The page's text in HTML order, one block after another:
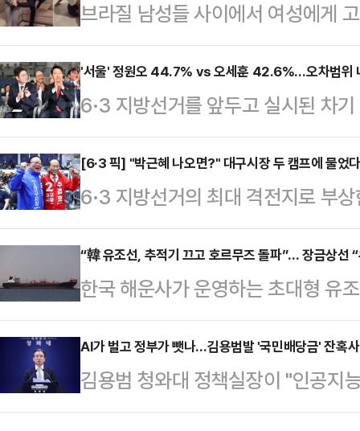
브라질 남성들 사이에서 여성에게
습한다는 내용의 영상이 사회관계
일고 있다.10일(현지시간) 뉴욕포
고백을 거절할 경우를 대비한 훈련'
있다.영상 속 남성들은 샌드백을 때
기를 카메라에 겨누는 모습 등을 보
3월 8일 전후로 빠르게 확산된 것
장에서 고백을 거절…
'서울' 정원오 44.7% vs 오세훈 42.6%…오차범위
6·3 지방선거를 앞두고 실시된 차
어민주당 예비후보가 44.7%, 오세
42.6%를 기록하며 오차범위 내 초
조사 전문기관 여론조사공정㈜이
100% ARS 방식으로 실시한 여론
보는 42.6%를 얻었다.두 후보 간
이다. 이어 개혁신당 김정철 후보
으로 집…
[6·3 픽] "박근혜 나오면?" 대구시장 두 캠프에 물었
6·3 지방선거의 최대 격전지로 부
일찌감치 대진표를 확정한 더불어
지율 격차가 오차범위 내로 좁혀지
새다. 공식 선거운동 개막을 일주
라는 각자의 승부수를 던진 두 후보
이 JTBC의뢰로 지난 5~6일 무선
서 추 후보는 41%, 김 후보는 40%
관 입소스가…
“韓 유조선, 추적기 끄고 호르무즈 돌파”… 장금상선
한국 해운사가 운영하는 초대형 유
통과한 사실이 뒤늦게 확인됐다. 이
히 끄고 이란이 펼친 해상 봉쇄망을
11일(현지시간) 해운 데이터 분석
그룹(LSEG) 자료를 인용해 이달
AI가 벌고 정부가 뺏나…김용범발 '국민배당금' 잔혹
김용범 청와대 정책실장이 "인공지
의 결과가 아니다"라며 기업 초과